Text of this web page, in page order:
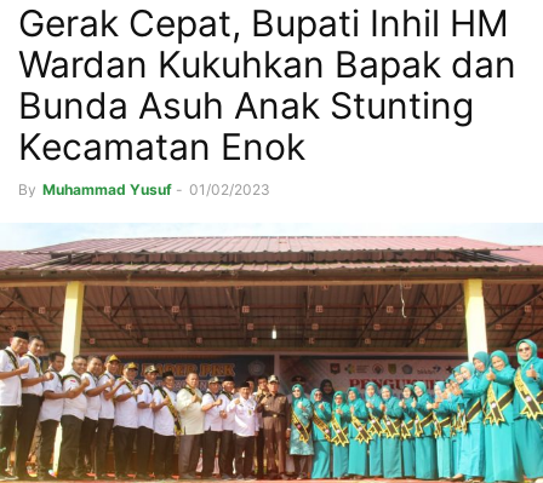
Gerak Cepat, Bupati Inhil HM
Wardan Kukuhkan Bapak dan
Bunda Asuh Anak Stunting
Kecamatan Enok
By Muhammad Yusuf - 01/02/2023